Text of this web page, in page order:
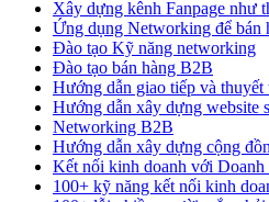
Xây dựng kênh Fanpage như
Ứng dụng Networking để bán
Đào tạo Kỹ năng networking
Đào tạo bán hàng B2B
Hướng dẫn giao tiếp và thuyết
Hướng dẫn xây dựng website
Networking B2B
Hướng dẫn xây dựng cộng
Kết nối kinh doanh với Doanh
100+ kỹ năng kết nối kinh